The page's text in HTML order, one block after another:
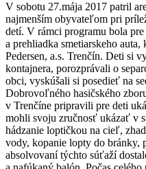
V sobotu 27.mája 2017 patril
najmenším obyvateľom pri
detí. V rámci programu bola
a prehliadka smetiarskeho
Pedersen, a.s. Trenčín. Deti si
kontajnera, porozprávali o
obci, vyskúšali si posedieť na
Dobrovoľného hasičského
v Trenčíne pripravili pre deti
mohli svoju zručnosť ukázať v
hádzanie loptičkou na cieľ,
vody, kopanie lopty do bránky,
absolvovaní týchto súťaží